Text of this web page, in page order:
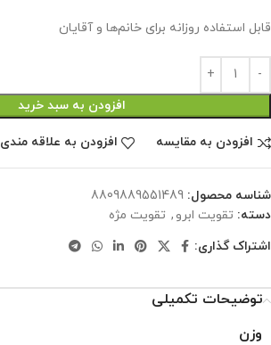
قابل استفاده روزانه برای خانم‌ها و آقایان
افزودن به سبد خرید
افزودن به مقایسه افزودن به علاقه مندی
شناسه محصول: 8809889551489
دسته: تقویت ابرو , تقویت مژه
اشتراک گذاری:
توضیحات تکمیلی
وزن